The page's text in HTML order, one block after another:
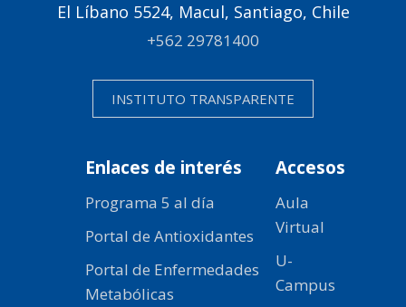
El Líbano 5524, Macul, Santiago, Chile
+562 29781400
INSTITUTO TRANSPARENTE
Enlaces de interés
Programa 5 al día
Portal de Antioxidantes
Portal de Enfermedades
Metabólicas
Accesos
Aula
Virtual
U-
Campus